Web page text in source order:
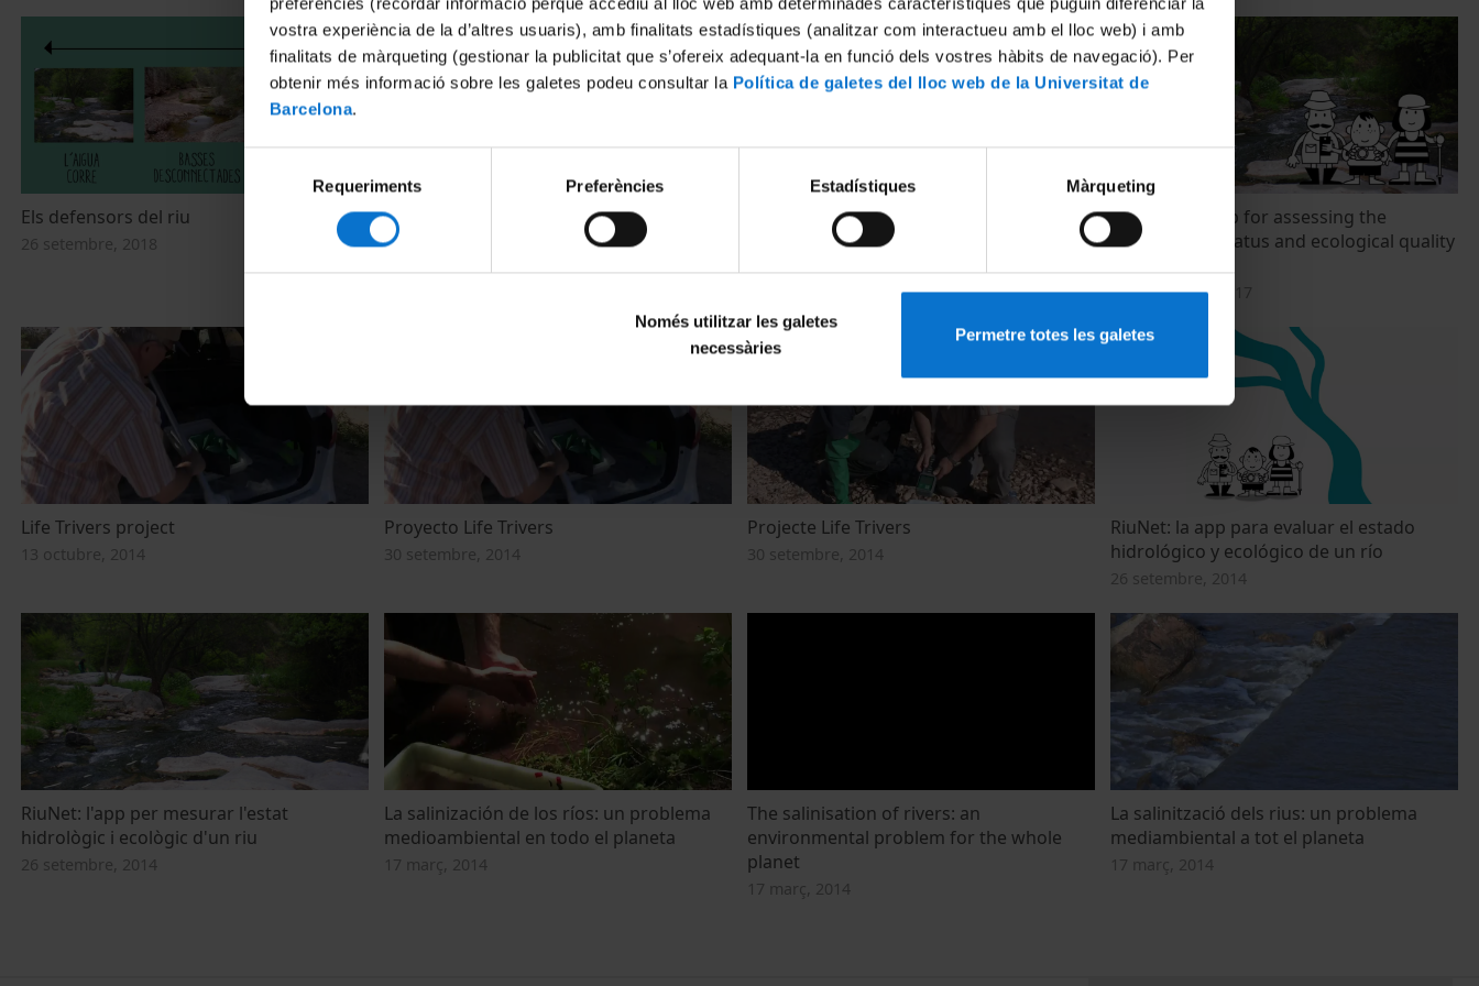
vostra experiència de la d’altres usuaris), amb finalitats estadístiques (analitzar com interactueu amb el lloc web) i amb
finalitats de màrqueting (gestionar la publicitat que s’ofereix adequant-la en funció dels vostres hàbits de navegació). Per
obtenir més informació sobre les galetes podeu consultar la Política de galetes del lloc web de la Universitat de
Barcelona.
consentiment
Requeriments Preferències Estadístiques Màrqueting
Només utilitzar les galetes
necessàries
Permetre totes les galetes
Els defensors del riu
26 setembre, 2018
Los defensores del río
26 setembre, 2018
Videotutorial TREHS (english)
19 setembre, 2018
RiuNet: the app for assessing the
hydrological status and ecological quality
24 novembre, 2017
Life Trivers project
13 octubre, 2014
Proyecto Life Trivers
30 setembre, 2014
Projecte Life Trivers
30 setembre, 2014
RiuNet: la app para evaluar el estado
hidrológico y ecológico de un río
26 setembre, 2014
RiuNet: l'app per mesurar l'estat
hidrològic i ecològic d'un riu
26 setembre, 2014
La salinización de los ríos: un problema
medioambiental en todo el planeta
17 març, 2014
The salinisation of rivers: an
environmental problem for the whole
planet
17 març, 2014
La salinització dels rius: un problema
mediambiental a tot el planeta
17 març, 2014